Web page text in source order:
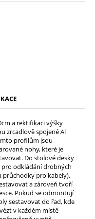
a rektifikaci výšky
zrcadlově spojené Al
profilům jsou
nohy, které je
Do stolové desky
odkládání drobných
průchodky pro kabely).
a zároveň tvoří
Pokud se odmontují
sestavovat do řad, kde
v každém místě